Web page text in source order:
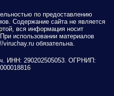
по предоставлению
Содержание сайта не является
вся информация носит
использовании материалов
viruchay.ru обязательна.
ИНН: 290202505053. ОГРНИП: